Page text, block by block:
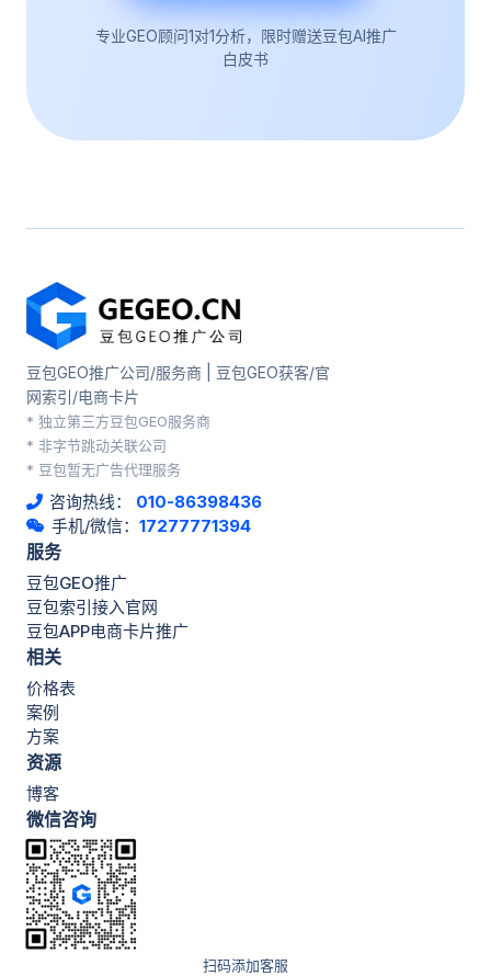
专业GEO顾问1对1分析，限时赠送豆包AI推广
白皮书
豆包GEO推广公司/服务商 | 豆包GEO获客/官
网索引/电商卡片
* 独立第三方豆包GEO服务商
* 非字节跳动关联公司
* 豆包暂无广告代理服务
咨询热线： 010-86398436
手机/微信： 17277771394
服务
豆包GEO推广
豆包索引接入官网
豆包APP电商卡片推广
相关
价格表
案例
方案
资源
博客
微信咨询
扫码添加客服